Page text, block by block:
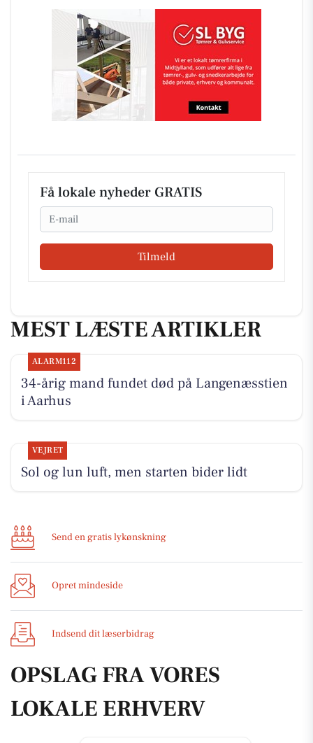
Få lokale nyheder GRATIS
Email
Tilmeld
MEST LÆSTE ARTIKLER
ALARM112
34-årig mand fundet død på Langenæsstien
i Aarhus
VEJRET
Sol og lun luft, men starten bider lidt
Send en gratis lykønskning
Opret mindeside
Indsend dit læserbidrag
OPSLAG FRA VORES
LOKALE ERHVERV